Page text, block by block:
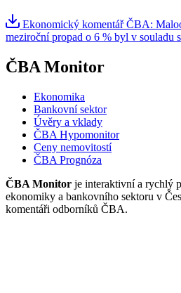
Ekonomický komentář ČBA:
meziroční propad o 6 % byl v souladu
ČBA Monitor
Ekonomika
Bankovní sektor
Úvěry a vklady
ČBA Hypomonitor
Ceny nemovitostí
ČBA Prognóza
ČBA Monitor je interaktivní a rychlý
ekonomiky a bankovního sektoru v
komentáři odborníků ČBA.